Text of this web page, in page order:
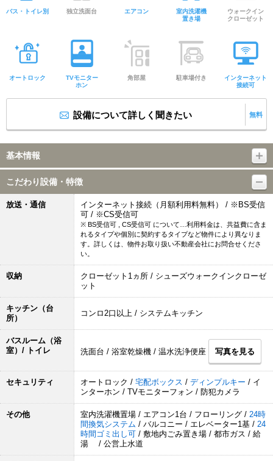
バス・トイレ別 独立洗面台 エアコン
室内洗濯機
置き場
ウォークイン
クローゼット
オートロック
TVモニター
ホン
角部屋 駐車場付き
インターネット
接続可
設備について詳しく聞きたい 無料
基本情報
こだわり設備・特徴
放送・通信
インターネット接続（月額利用料無料） / ※BS受信
可 / ※CS受信可
※ BS受信可 , CS受信可 について…利用料金は、共益費に含ま
れるタイプや個別に契約するタイプなど物件により異なりま
す。詳しくは、物件お取り扱い不動産会社にお問合せくださ
い。
収納
クローゼット1ヵ所 / シューズウォークインクローゼ
ット
キッチン（台
所）
コンロ2口以上 / システムキッチン
バスルーム（浴
室）/ トイレ
洗面台 / 浴室乾燥機 / 温水洗浄便座 写真を見る
セキュリティ オートロック / 宅配ボックス / ディンプルキー / イ
ンターホン / TVモニターフォン / 防犯カメラ
その他 室内洗濯機置場 / エアコン1台 / フローリング / 24時
間換気システム / バルコニー / エレベーター1基 / 24
時間ゴミ出し可 / 敷地内ごみ置き場 / 都市ガス / 給
湯 / 公営上水道